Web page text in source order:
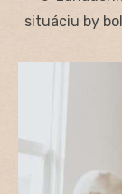
situáciu by